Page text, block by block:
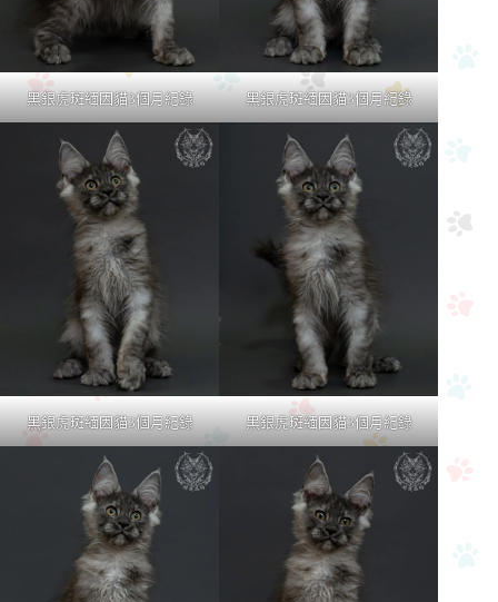
黑銀虎斑緬因貓3個月紀錄 黑銀虎斑緬因貓3個月紀錄
黑銀虎斑緬因貓3個月紀錄 黑銀虎斑緬因貓3個月紀錄